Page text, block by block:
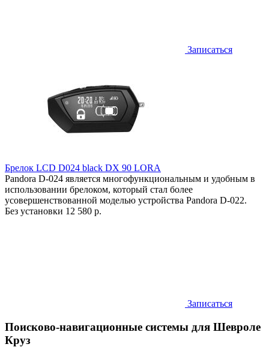
Записаться
Брелок LCD D024 black DX 90 LORA
Pandora D-024 является многофункциональным и удобным в
использовании брелоком, который стал более
усовершенствованной моделью устройства Pandora D-022.
Без установки 12 580 р.
Записаться
Поисково-навигационные системы для Шевроле
Круз